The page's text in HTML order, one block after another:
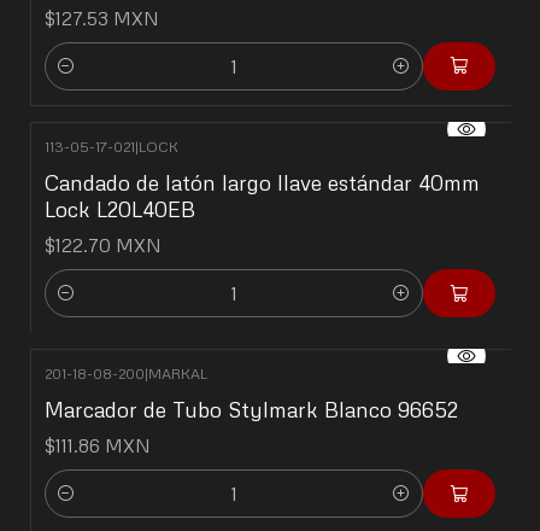
$127.53 MXN
Cantidad
113-05-17-021|LOCK
Candado de latón largo llave estándar 40mm
Lock L20L40EB
$122.70 MXN
Cantidad
201-18-08-200|MARKAL
Marcador de Tubo Stylmark Blanco 96652
$111.86 MXN
Cantidad